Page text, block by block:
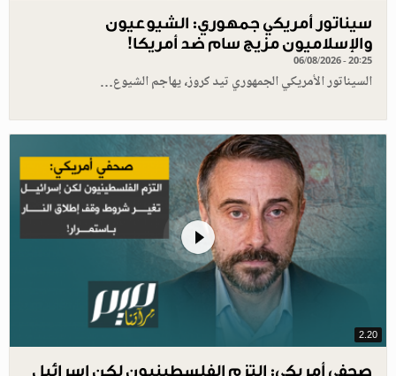
سيناتور أمريكي جمهوري: الشيوعيون
والإسلاميون مزيج سام ضد أمريكا!
06/08/2026 - 20:25
السيناتور الأمريكي الجمهوري تيد كروز، يهاجم الشيوع…
2.20
صحفي أمريكي: التزم الفلسطينيون لكن إسرائيل